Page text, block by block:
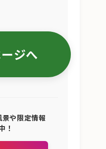
ジへ
や限定情報
！